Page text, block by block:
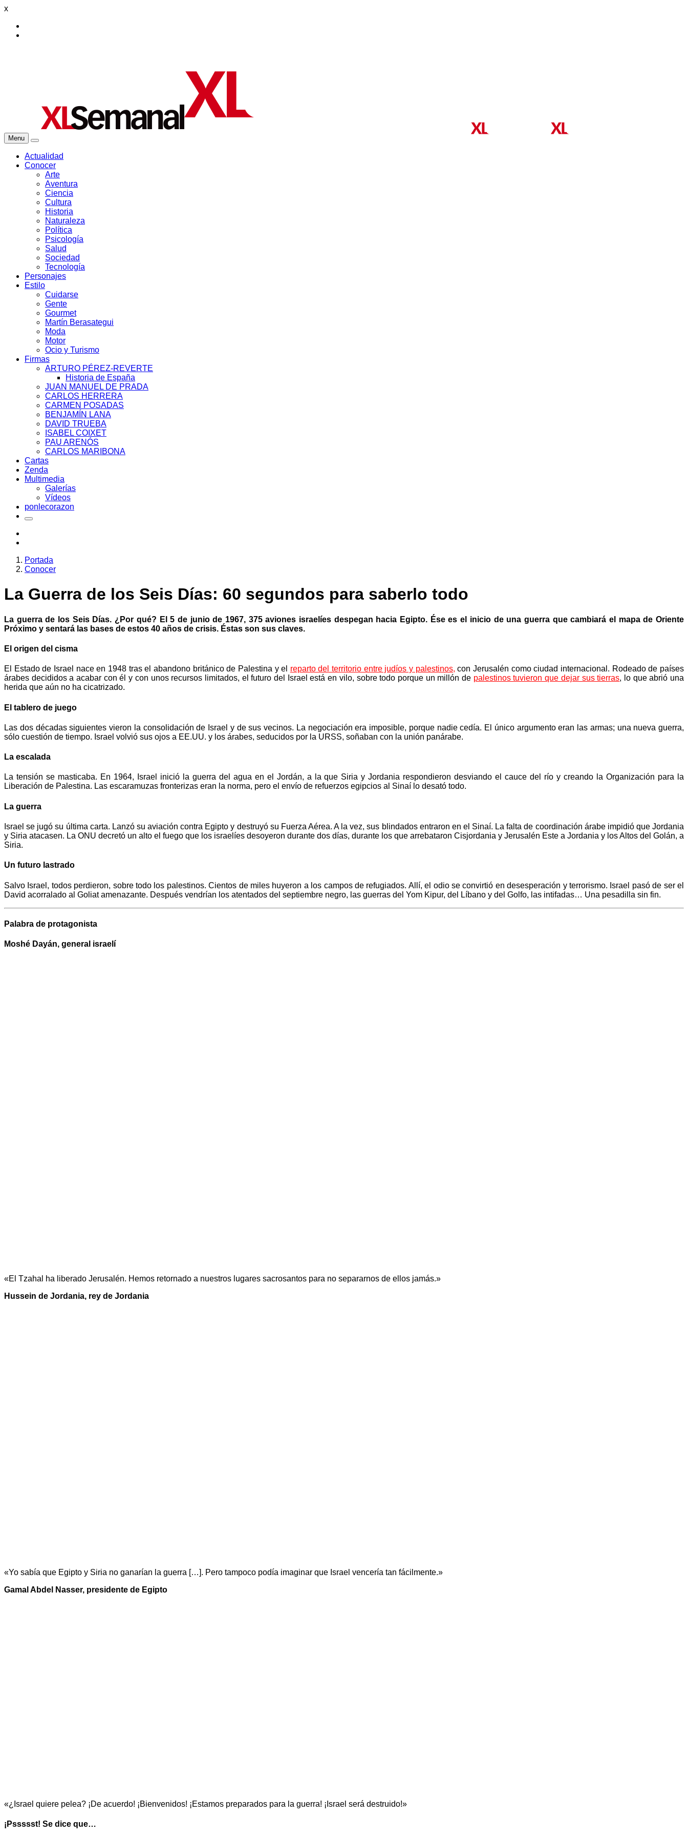
x
Menu
Actualidad
Conocer
Arte
Aventura
Ciencia
Cultura
Historia
Naturaleza
Política
Psicología
Salud
Sociedad
Tecnología
Personajes
Estilo
Cuidarse
Gente
Gourmet
Martín Berasategui
Moda
Motor
Ocio y Turismo
Firmas
ARTURO PÉREZ-REVERTE
Historia de España
JUAN MANUEL DE PRADA
CARLOS HERRERA
CARMEN POSADAS
BENJAMÍN LANA
DAVID TRUEBA
ISABEL COIXET
PAU ARENÓS
CARLOS MARIBONA
Cartas
Zenda
Multimedia
Galerías
Vídeos
ponlecorazon
Portada
Conocer
La Guerra de los Seis Días: 60 segundos para saberlo todo
La guerra de los Seis Días. ¿Por qué? El 5 de junio de 1967, 375 aviones israelíes despegan hacia Egipto. Ése es el inicio de una guerra que cambiará el mapa de Oriente
Próximo y sentará las bases de estos 40 años de crisis. Éstas son sus claves.
El origen del cisma
El Estado de Israel nace en 1948 tras el abandono británico de Palestina y el reparto del territorio entre judíos y palestinos, con Jerusalén como ciudad internacional. Rodeado de países
árabes decididos a acabar con él y con unos recursos limitados, el futuro del Israel está en vilo, sobre todo porque un millón de palestinos tuvieron que dejar sus tierras, lo que abrió una
herida que aún no ha cicatrizado.
El tablero de juego
Las dos décadas siguientes vieron la consolidación de Israel y de sus vecinos. La negociación era imposible, porque nadie cedía. El único argumento eran las armas; una nueva guerra,
sólo cuestión de tiempo. Israel volvió sus ojos a EE.UU. y los árabes, seducidos por la URSS, soñaban con la unión panárabe.
La escalada
La tensión se masticaba. En 1964, Israel inició la guerra del agua en el Jordán, a la que Siria y Jordania respondieron desviando el cauce del río y creando la Organización para la
Liberación de Palestina. Las escaramuzas fronterizas eran la norma, pero el envío de refuerzos egipcios al Sinaí lo desató todo.
La guerra
Israel se jugó su última carta. Lanzó su aviación contra Egipto y destruyó su Fuerza Aérea. A la vez, sus blindados entraron en el Sinaí. La falta de coordinación árabe impidió que Jordania
y Siria atacasen. La ONU decretó un alto el fuego que los israelíes desoyeron durante dos días, durante los que arrebataron Cisjordania y Jerusalén Este a Jordania y los Altos del Golán, a
Siria.
Un futuro lastrado
Salvo Israel, todos perdieron, sobre todo los palestinos. Cientos de miles huyeron a los campos de refugiados. Allí, el odio se convirtió en desesperación y terrorismo. Israel pasó de ser el
David acorralado al Goliat amenazante. Después vendrían los atentados del septiembre negro, las guerras del Yom Kipur, del Líbano y del Golfo, las intifadas… Una pesadilla sin fin.
Palabra de protagonista
Moshé Dayán, general israelí
«El Tzahal ha liberado Jerusalén. Hemos retornado a nuestros lugares sacrosantos para no separarnos de ellos jamás.»
Hussein de Jordania, rey de Jordania
«Yo sabía que Egipto y Siria no ganarían la guerra […]. Pero tampoco podía imaginar que Israel vencería tan fácilmente.»
Gamal Abdel Nasser, presidente de Egipto
«¿Israel quiere pelea? ¡De acuerdo! ¡Bienvenidos! ¡Estamos preparados para la guerra! ¡Israel será destruido!»
¡Pssssst! Se dice que…